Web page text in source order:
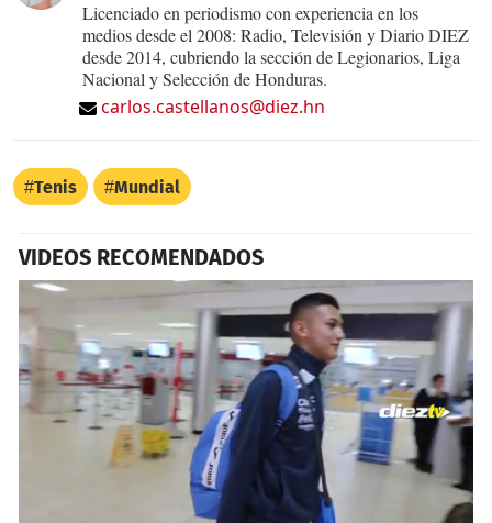
Licenciado en periodismo con experiencia en los
medios desde el 2008: Radio, Televisión y Diario DIEZ
desde 2014, cubriendo la sección de Legionarios, Liga
Nacional y Selección de Honduras.
carlos.castellanos@diez.hn
Tenis Mundial
VIDEOS RECOMENDADOS